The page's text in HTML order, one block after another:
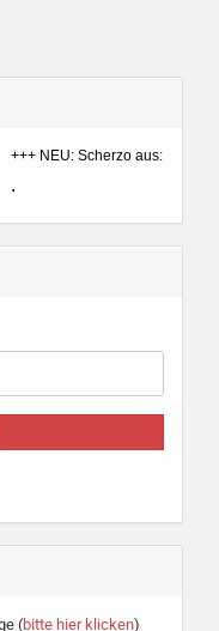
+++ NEU: Scherzo aus: Ein
(bitte hier klicken)